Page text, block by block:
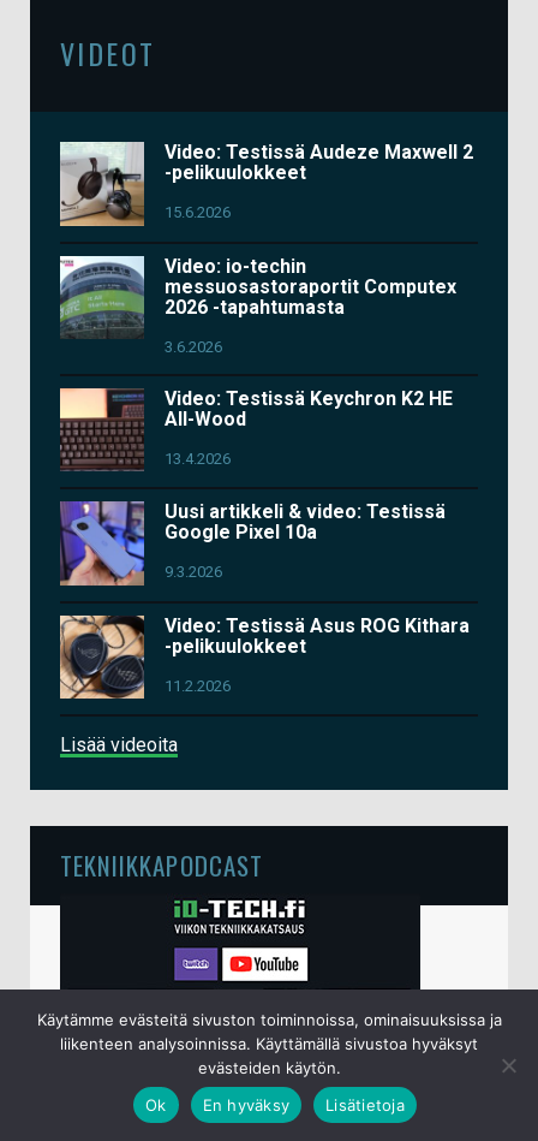
VIDEOT
Video: Testissä Audeze Maxwell 2
-pelikuulokkeet
15.6.2026
Video: io-techin
messuosastoraportit Computex
2026 -tapahtumasta
3.6.2026
Video: Testissä Keychron K2 HE
All-Wood
13.4.2026
Uusi artikkeli & video: Testissä
Google Pixel 10a
9.3.2026
Video: Testissä Asus ROG Kithara
-pelikuulokkeet
11.2.2026
Lisää videoita
TEKNIIKKAPODCAST
Käytämme evästeitä sivuston toiminnoissa, ominaisuuksissa ja
liikenteen analysoinnissa. Käyttämällä sivustoa hyväksyt
evästeiden käytön.
Ok
En hyväksy Lisätietoja